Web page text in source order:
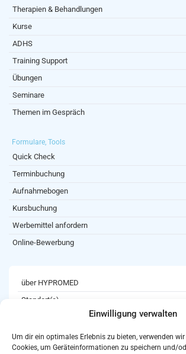
Einwilligung verwalten
Um dir ein optimales Erlebnis zu bieten, verwenden
Cookies, um Geräteinformationen zu speichern und/
Therapien & Behandlungen
Kurse
ADHS
Training Support
Übungen
Seminare
Themen im Gespräch
Formulare, Tools
Quick Check
Terminbuchung
Aufnahmebogen
Kursbuchung
Werbemittel anfordern
Online-Bewerbung
über HYPROMED
Standort(e)
Karriere
Newsletter